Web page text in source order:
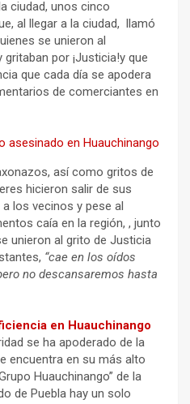
ciudad, unos cinco
al llegar a la ciudad, llamó
se unieron al
por ¡Justicia!y que
que cada día se apodera
de comerciantes en
asesinado en Huauchinango
así como gritos de
hicieron salir de sus
los vecinos y pese al
caía en la región, , junto
unieron al grito de Justicia
“cae en los oídos
no descansaremos hasta
en Huauchinango
se ha apoderado de la
encuentra en su más alto
Huauchinango” de la
de Puebla hay un solo